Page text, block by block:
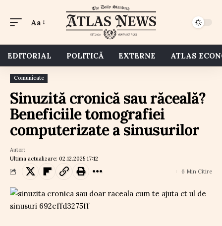
Aa
EDITORIAL POLITICĂ EXTERNE ATLAS
Comunicate
Sinuzită cronică sau răceală?
Beneficiile tomografiei
computerizate a sinusurilor
Ultima actualizare: 02.12.2025 17:12
Autor:
6 Min Citire